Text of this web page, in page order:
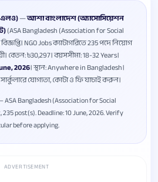
—আশা বাংলাদেশ (অ্যাসোসিয়েশন
(ASA Bangladesh (Association for Social
NGO Jobs ক্যাটাগরিতে 235 পদে নিয়োগ
বেতন: ৳30,297। বয়সসীমা: 18-32 Years।
2026। স্থান: Anywhere in Bangladesh।
যোগ্যতা, কোটা ও ফি যাচাই করুন।
ASA Bangladesh (Association for Social
post(s). Deadline: 10 June, 2026. Verify
before applying.
ADVERTISEMENT